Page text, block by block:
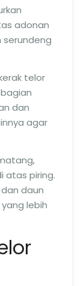
adonan
serundeng
telor
dan
agar
atas piring.
daun
lebih